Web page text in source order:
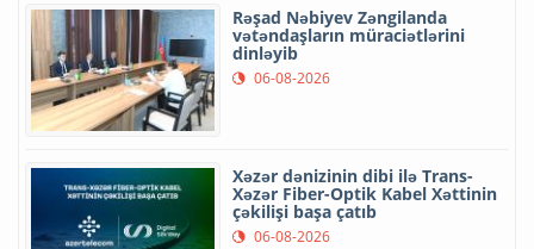
Rəşad Nəbiyev Zəngilanda
vətəndaşların müraciətlərini
dinləyib
06-08-2026
Xəzər dənizinin dibi ilə Trans-
Xəzər Fiber-Optik Kabel Xəttinin
çəkilişi başa çatıb
06-08-2026